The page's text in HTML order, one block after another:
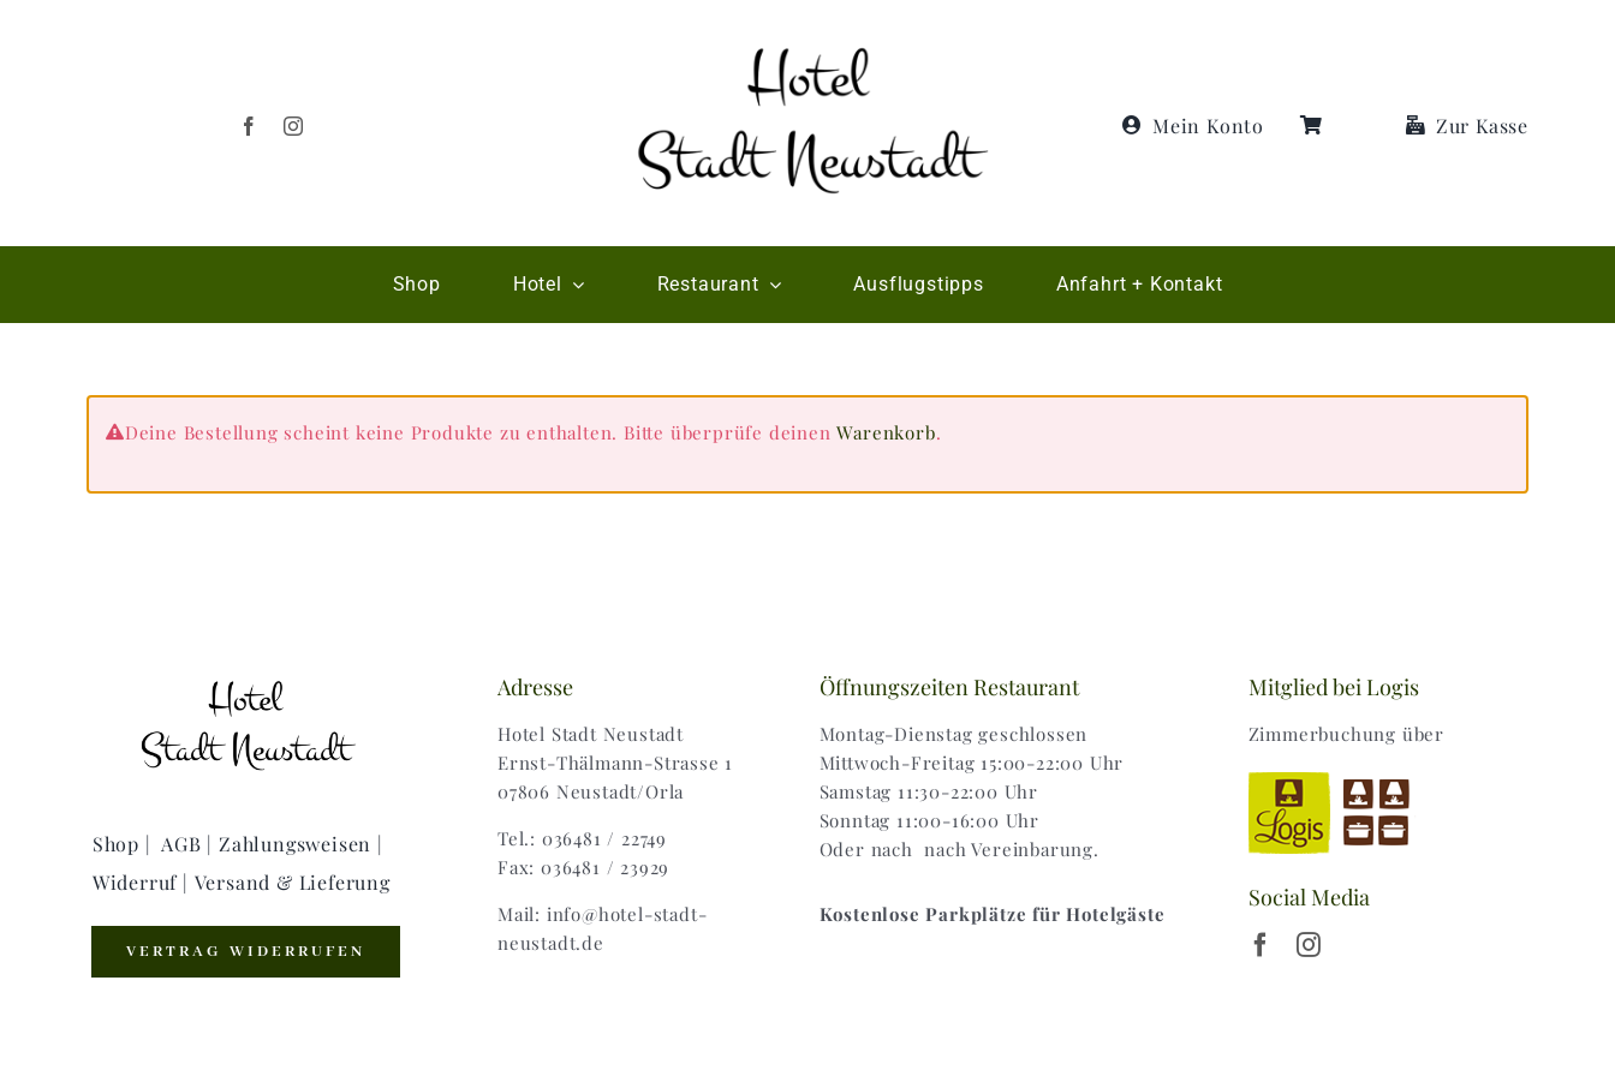
Mein Konto Zur Kasse
Shop Hotel Restaurant Ausflugstipps Anfahrt + Kontakt
Deine Bestellung scheint keine Produkte zu enthalten. Bitte überprüfe deinenWarenkorb.
Shop | AGB | Zahlungsweisen |
Widerruf | Versand & Lieferung
VERTRAG WIDERRUFEN
Adresse
Hotel Stadt Neustadt
Ernst-Thälmann-Strasse 1
07806 Neustadt/Orla
Tel.: 036481 / 22749
Fax: 036481 / 23929
Mail: info@hotel-stadt-
neustadt.de
Öffnungszeiten Restaurant
Montag-Dienstag geschlossen
Mittwoch-Freitag 15:00-22:00 Uhr
Samstag 11:30-22:00 Uhr
Sonntag 11:00-16:00 Uhr
Oder nach nach Vereinbarung.
Kostenlose Parkplätze für Hotelgäste
Mitglied bei Logis
Zimmerbuchung über
Social Media